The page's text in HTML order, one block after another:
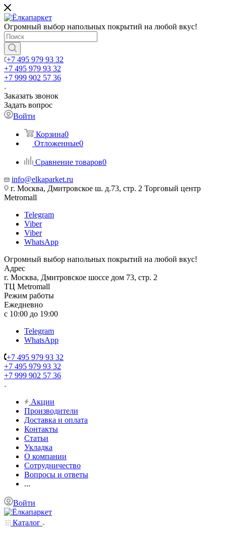
Огромный выбор напольных покрытий на любой вкус!
+7 495 979 93 32
+7 495 979 93 32
+7 999 902 57 36
Заказать звонок
Задать вопрос
Войти
Корзина0
Отложенные0
Сравнение товаров0
info@elkaparket.ru
г. Москва, Дмитровское ш. д.73, стр. 2 Торговый центр
Metromall
Telegram
Viber
Viber
WhatsApp
Огромный выбор напольных покрытий на любой вкус!
Адрес
г. Москва, Дмитровское шоссе дом 73, стр. 2
ТЦ Metromall
Режим работы
Ежедневно
с 10:00 до 19:00
Telegram
WhatsApp
+7 495 979 93 32
+7 495 979 93 32
+7 999 902 57 36
Акции
Производители
Доставка и оплата
Контакты
Статьи
Укладка
О компании
Сотрудничество
Вопросы и ответы
...
Войти
Каталог